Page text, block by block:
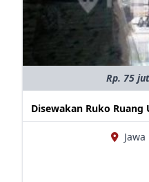
Rp. 75
Disewakan Ruko